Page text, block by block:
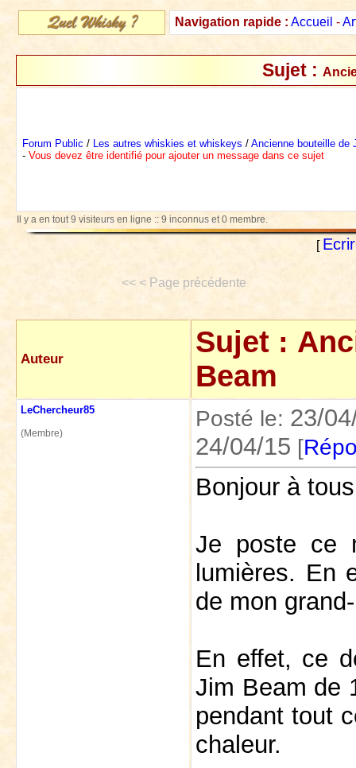
Navigation rapide : Accueil -
Sujet :
Forum Public / Les autres whiskies et whiskeys / Ancienne bouteille de
- Vous devez être identifié pour ajouter un message dans ce sujet
Il y a en tout 9 visiteurs en ligne :: 9 inconnus et 0 membre.
[
<< < Page précédente
Auteur Sujet :
Beam
LeChercheur85
(Membre)
Posté le: 23/
24/04/15 [
Bonjour à
Je poste ce
lumières. En
de mon
En effet, ce
Jim Beam de
pendant tout
chaleur.